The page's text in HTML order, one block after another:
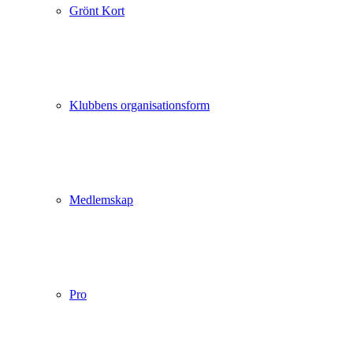
Grönt Kort
Klubbens organisationsform
Medlemskap
Pro